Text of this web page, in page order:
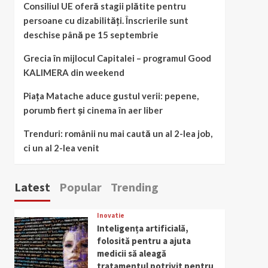
Consiliul UE oferă stagii plătite pentru
persoane cu dizabilități. Înscrierile sunt
deschise până pe 15 septembrie
Grecia în mijlocul Capitalei – programul Good
KALIMERA din weekend
Piața Matache aduce gustul verii: pepene,
porumb fiert și cinema în aer liber
Trenduri: românii nu mai caută un al 2-lea job,
ci un al 2-lea venit
Latest Popular Trending
Inovatie
Inteligența artificială,
folosită pentru a ajuta
medicii să aleagă
tratamentul potrivit pentru